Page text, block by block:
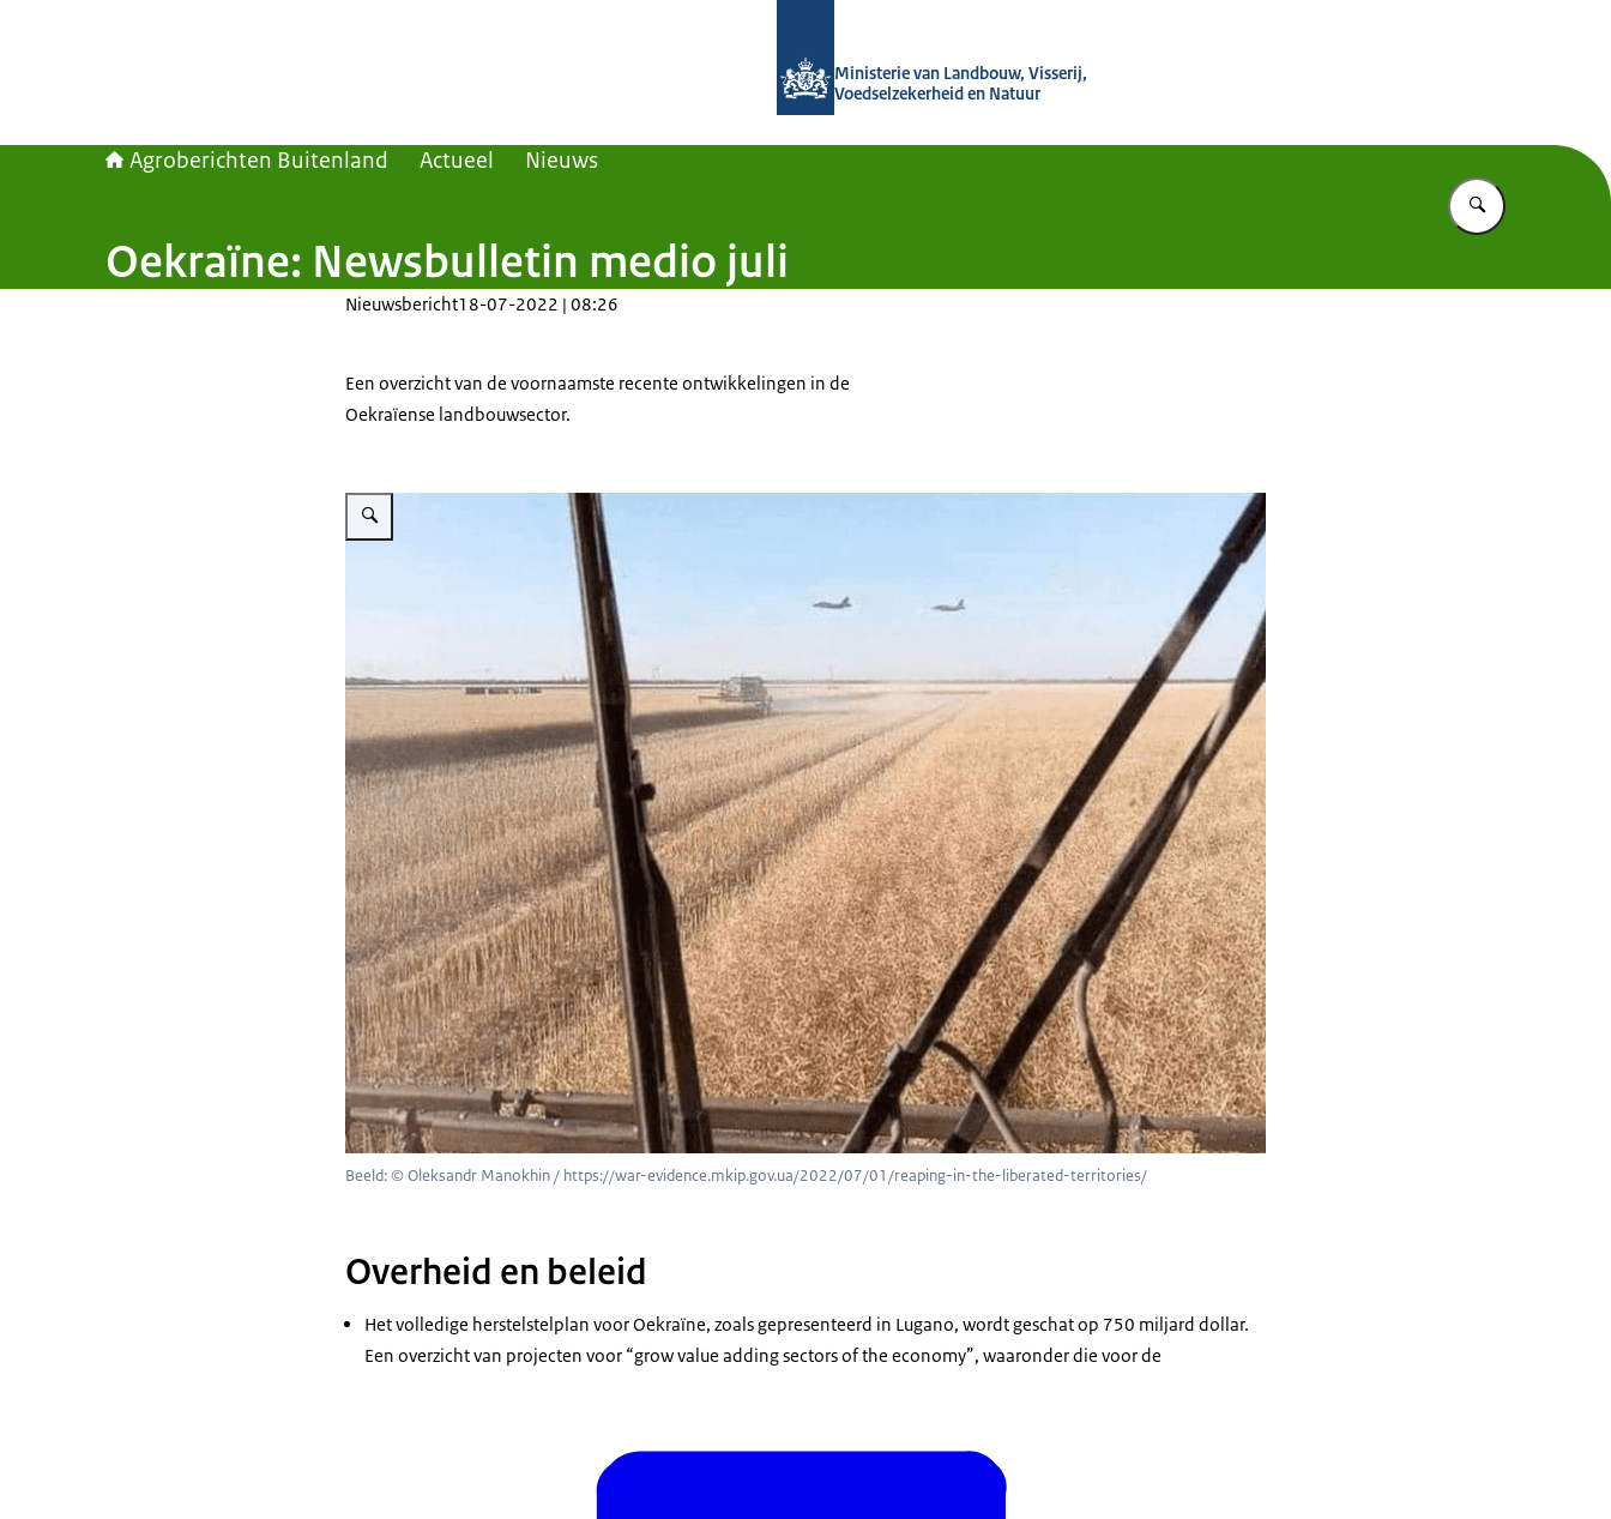
Ministerie van Landbouw, Visserij,
Voedselzekerheid en Natuur
Agroberichten Buitenland Actueel Nieuws
Vul in wat u
Oekraïne: Newsbulletin medio juli
Nieuwsbericht18-07-2022 | 08:26
Een overzicht van de voornaamste recente ontwikkelingen in de
Oekraïense landbouwsector.
Vergroot afbeelding Wheat from harverster
Beeld: © Oleksandr Manokhin / https://war-evidence.mkip.gov.ua/2022/07/01/reaping-in-the-liberated-territories/
Overheid en beleid
Het volledige herstelstelplan voor Oekraïne, zoals gepresenteerd in Lugano, wordt geschat op 750 miljard dollar.
Een overzicht van projecten voor “grow value adding sectors of the economy”, waaronder die voor de